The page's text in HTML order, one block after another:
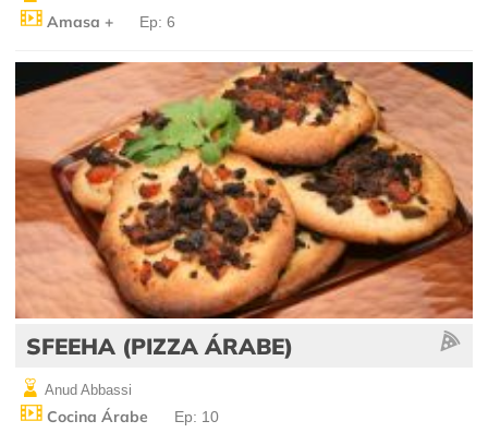
Amasa + Ep: 6
SFEEHA (PIZZA ÁRABE)
Anud Abbassi
Cocina Árabe Ep: 10